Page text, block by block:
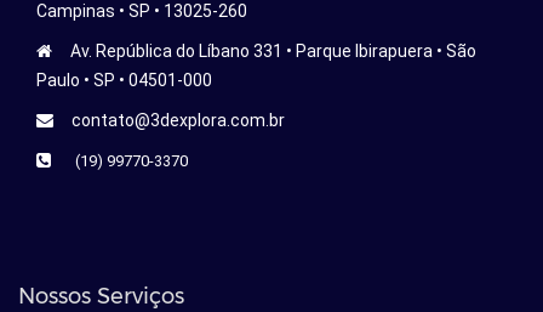
Campinas • SP • 13025-260
Av. República do Líbano 331 • Parque Ibirapuera • São
Paulo • SP • 04501-000
contato@3dexplora.com.br
(19) 99770-3370
Nossos Serviços